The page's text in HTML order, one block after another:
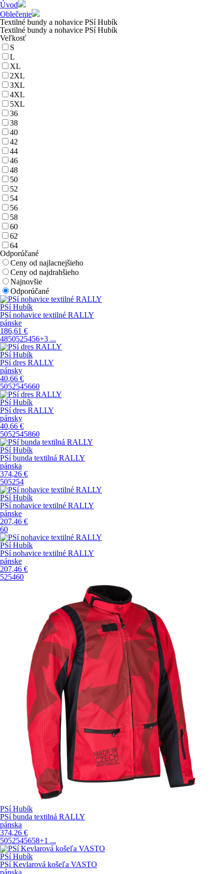
Úvod
Oblečenie
Textilné bundy a nohavice PSí Hubík
Textilné bundy a nohavice PSí Hubík
Veľkosť
S
L
XL
2XL
3XL
4XL
5XL
36
38
40
42
44
46
48
50
52
54
56
58
60
62
64
Odporúčané
Ceny od najlacnejšieho
Ceny od najdrahšieho
Najnovšie
Odporúčané
PSí Hubík
PSí nohavice textilné RALLY
pánske
186,61 €
4850525456+3 ...
PSí Hubík
PSí dres RALLY
pánsky
40,66 €
5052545660
PSí Hubík
PSí dres RALLY
pánsky
40,66 €
5052545860
PSí Hubík
PSí bunda textilná RALLY
pánska
374,26 €
505254
PSí Hubík
PSí nohavice textilné RALLY
pánske
207,46 €
60
PSí Hubík
PSí nohavice textilné RALLY
pánske
207,46 €
525460
PSí Hubík
PSí bunda textilná RALLY
pánska
374,26 €
5052545658+1 ...
PSí Hubík
PSí Kevlarová košeľa VASTO